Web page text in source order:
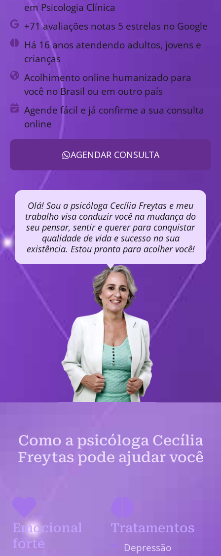
em Psicologia Clínica
+71 avaliações notas 5 estrelas no Google
Há 16 anos atendendo adultos, jovens e
crianças
Acolhimento online humanizado para
você no Brasil ou em outro país
Agende fácil e já confirme a sua consulta
online
AGENDAR CONSULTA
Olá! Sou a psicóloga Cecília Freytas e meu
trabalho visa conduzir você na mudança do
seu pensar, sentir e querer para conquistar
qualidade de vida e sucesso na sua
existência. Estou pronta para acolher você!
Como a psicóloga Cecília
Freytas pode ajudar você
Emocional
forte
Tratamentos
Depressão